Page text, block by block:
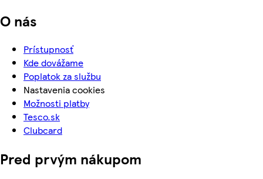
O nás
Prístupnosť
Kde dovážame
Poplatok za službu
Nastavenia cookies
Možnosti platby
Tesco.sk
Clubcard
Pred prvým nákupom